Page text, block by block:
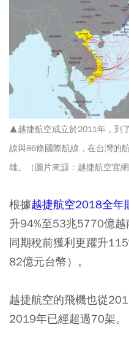
▲越捷航空成立於2011年，到
線與86條國際航線，在台灣的
雄。（圖片來源：越捷航空官網
根據越捷航空2018全年
升94%至53兆5770億越
同期稅前獲利更躍升
82億元台幣）。
越捷航空的飛機也從
2019年已經超過70架。